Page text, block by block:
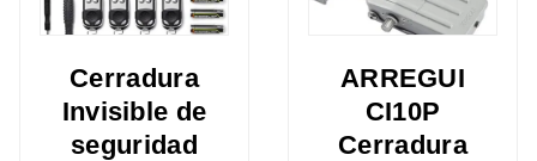
Cerradura
Invisible de
seguridad
ARREGUI
CI10P
Cerradura